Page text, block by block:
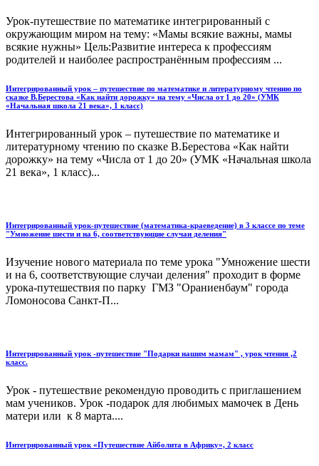
Урок-путешествие по математике интегрированный с
окружающим миром на тему: «Мамы всякие важны, мамы
всякие нужны» Цель:Развитие интереса к профессиям
родителей и наиболее распространённым профессиям ...
Интегрированный урок – путешествие по математике и литературному чтению по
сказке В.Берестова «Как найти дорожку» на тему «Числа от 1 до 20» (УМК
«Начальная школа 21 века», 1 класс)
Интегрированный урок – путешествие по математике и
литературному чтению по сказке В.Берестова «Как найти
дорожку» на тему «Числа от 1 до 20» (УМК «Начальная школа
21 века», 1 класс)...
Интегрированный урок-путешествие (математика-краеведение) в 3 классе по теме
"Умножение шести и на 6, соответствующие случаи деления"
Изучение нового материала по теме урока "Умножение шести
и на 6, соответствующие случаи деления" проходит в форме
урока-путешествия по парку ГМЗ "Ораниенбаум" города
Ломоносова Санкт-П...
Интегрированный урок -путешествие "Подарки нашим мамам" , урок чтения ,2
класс.
Урок - путешествие рекомендую проводить с приглашением
мам учеников. Урок -подарок для любимых мамочек в День
матери или к 8 марта....
Интегрированный урок «Путешествие Айболита в Африку», 2 класс